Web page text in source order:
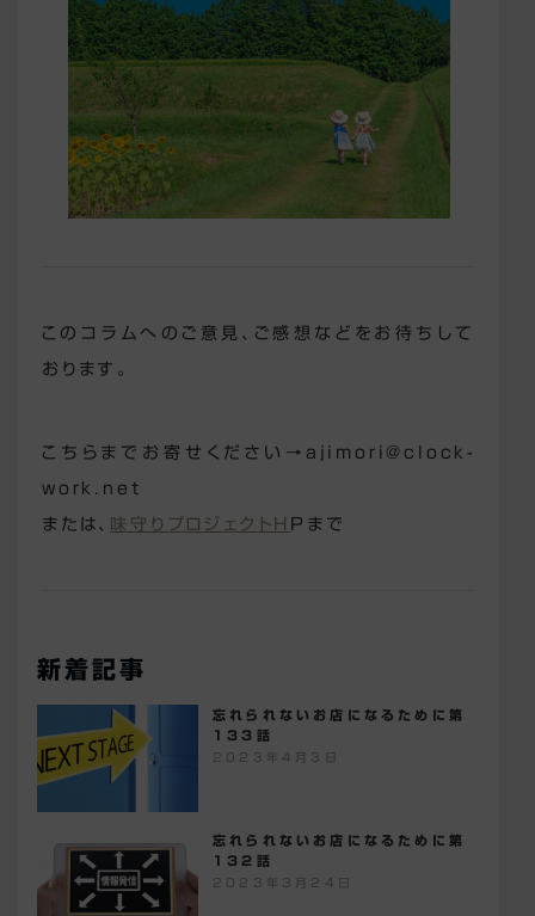
このコラムへのご意見、ご感想などをお待ちして
おります。
こちらまでお寄せください→ajimori@clock-
work.net
または、 味守りプロジェクトH Pまで
新着記事
忘れられないお店になるために第
133話
2023年4月3日
忘れられないお店になるために第
132話
2023年3月24日